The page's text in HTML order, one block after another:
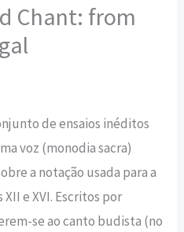
Chant: from
de ensaios inéditos
voz (monodia sacra)
a notação usada para a
e XVI. Escritos por
se ao canto budista (no